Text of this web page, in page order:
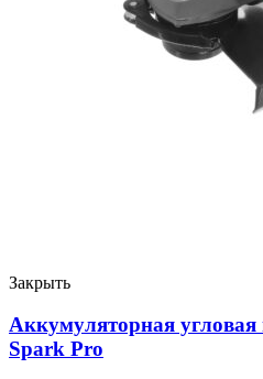
Закрыть
Аккумуляторная
Spark Pro